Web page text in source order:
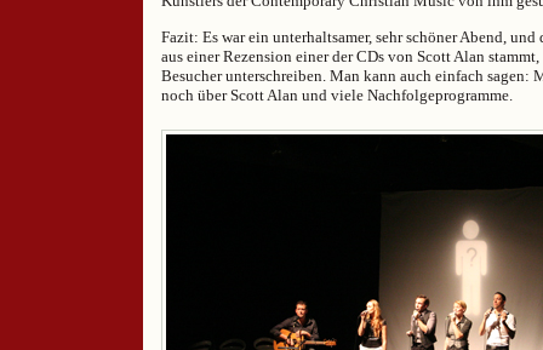
Fazit: Es war ein unterhaltsamer, sehr schöner Abend, und
aus einer Rezension einer der CDs von Scott Alan
Besucher unterschreiben. Man kann auch einfach sagen:
noch über Scott Alan und viele Nachfolgeprogramme.